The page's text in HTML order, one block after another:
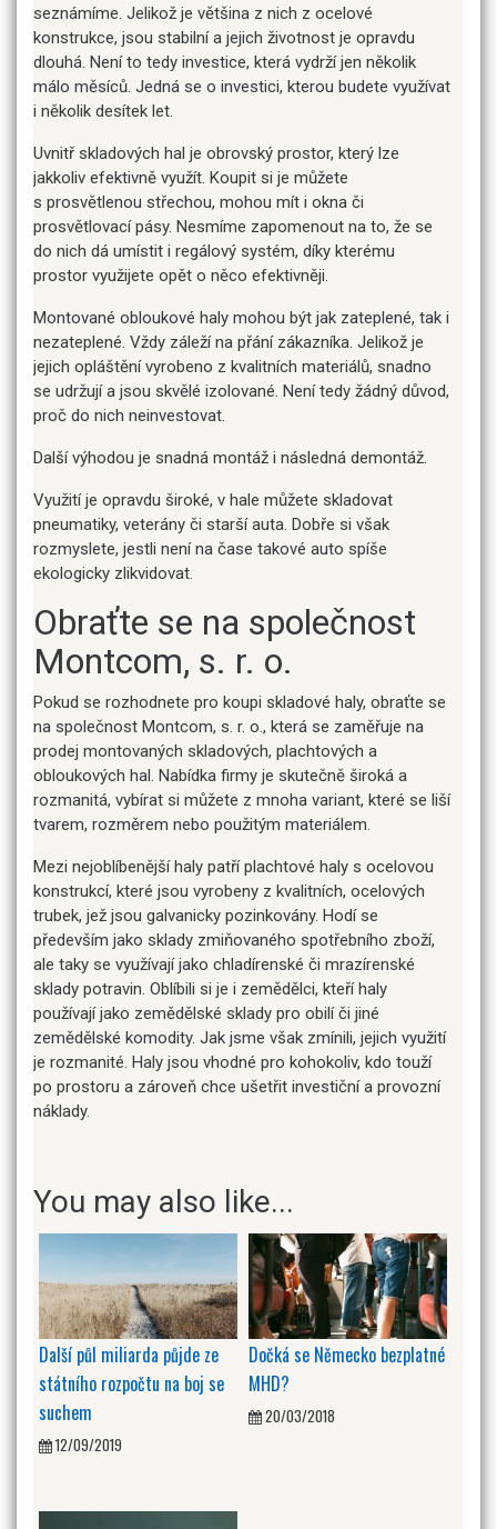
seznámíme. Jelikož je většina z nich z ocelové
konstrukce, jsou stabilní a jejich životnost je opravdu
dlouhá. Není to tedy investice, která vydrží jen několik
málo měsíců. Jedná se o investici, kterou budete využívat
i několik desítek let.
Uvnitř skladových hal je obrovský prostor, který lze
jakkoliv efektivně využít. Koupit si je můžete
s prosvětlenou střechou, mohou mít i okna či
prosvětlovací pásy. Nesmíme zapomenout na to, že se
do nich dá umístit i regálový systém, díky kterému
prostor využijete opět o něco efektivněji.
Montované obloukové haly mohou být jak zateplené, tak i
nezateplené. Vždy záleží na přání zákazníka. Jelikož je
jejich opláštění vyrobeno z kvalitních materiálů, snadno
se udržují a jsou skvělé izolované. Není tedy žádný důvod,
proč do nich neinvestovat.
Další výhodou je snadná montáž i následná demontáž.
Využití je opravdu široké, v hale můžete skladovat
pneumatiky, veterány či starší auta. Dobře si však
rozmyslete, jestli není na čase takové auto spíše
ekologicky zlikvidovat.
Obraťte se na společnost
Montcom, s. r. o.
Pokud se rozhodnete pro koupi skladové haly, obraťte se
na společnost Montcom, s. r. o., která se zaměřuje na
prodej montovaných skladových, plachtových a
obloukových hal. Nabídka firmy je skutečně široká a
rozmanitá, vybírat si můžete z mnoha variant, které se liší
tvarem, rozměrem nebo použitým materiálem.
Mezi nejoblíbenější haly patří plachtové haly s ocelovou
konstrukcí, které jsou vyrobeny z kvalitních, ocelových
trubek, jež jsou galvanicky pozinkovány. Hodí se
především jako sklady zmiňovaného spotřebního zboží,
ale taky se využívají jako chladírenské či mrazírenské
sklady potravin. Oblíbili si je i zemědělci, kteří haly
používají jako zemědělské sklady pro obilí či jiné
zemědělské komodity. Jak jsme však zmínili, jejich využití
je rozmanité. Haly jsou vhodné pro kohokoliv, kdo touží
po prostoru a zároveň chce ušetřit investiční a provozní
náklady.
You may also like...
Další půl miliarda půjde ze
státního rozpočtu na boj se
suchem
12/09/2019
Dočká se Německo bezplatné
MHD?
20/03/2018